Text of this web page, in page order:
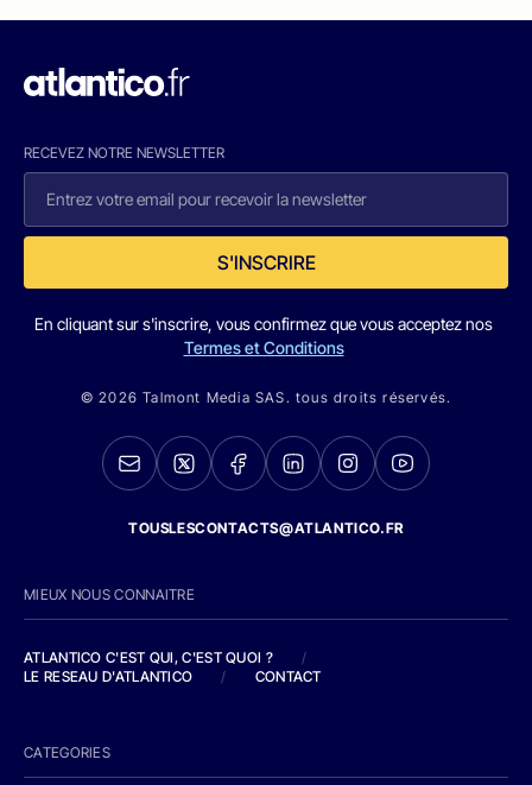
RECEVEZ NOTRE NEWSLETTER
S'INSCRIRE
En cliquant sur s'inscrire, vous confirmez que vous acceptez nos
Termes et Conditions
© 2026 Talmont Media SAS. tous droits réservés.
TOUSLESCONTACTS@ATLANTICO.FR
MIEUX NOUS CONNAITRE
ATLANTICO C'EST QUI, C'EST QUOI ?
/
LE RESEAU D'ATLANTICO
/ CONTACT
CATEGORIES